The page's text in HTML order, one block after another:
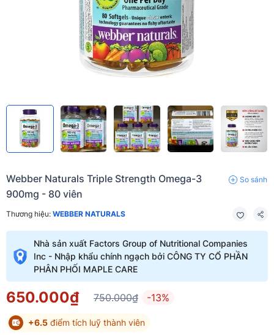
Webber Naturals Triple Strength Omega-3
900mg - 80 viên
So sánh
Thương hiệu: WEBBER NATURALS
Nhà sản xuất Factors Group of Nutritional Companies
Inc - Nhập khẩu chính ngạch bởi CÔNG TY CỔ PHẦN
PHÂN PHỐI MAPLE CARE
650.000₫ 750.000₫ -13%
+6.5 điểm tích luỹ thành viên